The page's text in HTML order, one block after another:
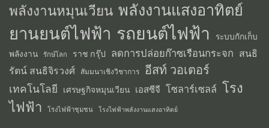
พลังงานหมุนเวียน พลังงานแสงอาทิตย์
ยานยนต์ไฟฟ้า รถยนต์ไฟฟ้า
ระบบกักเก็บ
พลังงาน
รักษ์โลก ราช กรุ๊ป ลดการปล่อยก๊าซเรือนกระจก สนธิ
รัตน์ สนธิจิรวงศ์
สัมมนาเชิงวิชาการ อีสท์ วอเตอร์
เทคโนโลยี เศรษฐกิจหมุนเวียน เอสซีจี โซลาร์เซลล์ โรง
ไฟฟ้า
โรงไฟฟ้าชุมชน โรงไฟฟ้าพลังงานแสงอาทิตย์